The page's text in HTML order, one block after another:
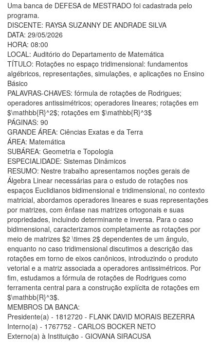
Uma banca de DEFESA de MESTRADO foi cadastrada pelo
programa.
DISCENTE: RAYSA SUZANNY DE ANDRADE SILVA
DATA: 29/05/2026
HORA: 08:00
LOCAL: Auditório do Departamento de Matemática
TÍTULO: Rotações no espaço tridimensional: fundamentos
algébricos, representações, simulações, e aplicações no Ensino
Básico
PALAVRAS-CHAVES: fórmula de rotações de Rodrigues;
operadores antissimétricos; operadores lineares; rotações em
$\mathbb{R}^2$; rotações em $\mathbb{R}^3$
PÁGINAS: 90
GRANDE ÁREA: Ciências Exatas e da Terra
ÁREA: Matemática
SUBÁREA: Geometria e Topologia
ESPECIALIDADE: Sistemas Dinâmicos
RESUMO: Nestre trabalho apresentamos noções gerais de
Álgebra Linear necessárias para o estudo de rotações nos
espaços Euclidianos bidimensional e tridimensional, no contexto
matricial, abordamos operadores lineares e suas representações
por matrizes, com ênfase nas matrizes ortogonais e suas
propriedades, incluindo determinante e inversa. Para o caso
bidimensional, caracterizamos completamente as rotações por
meio de matrizes $2 \times 2$ dependentes de um ângulo,
enquanto no caso tridimensional discutimos a descrição das
rotações em torno de eixos canônicos, introduzindo o produto
vetorial e a matriz associada a operadores antissimétricos. Por
fim, estudamos a fórmula de rotações de Rodrigues como
ferramenta central para a construção explícita de rotações em
$\mathbb{R}^3$.
MEMBROS DA BANCA:
Presidente(a) - 1812720 - FLANK DAVID MORAIS BEZERRA
Interno(a) - 1767752 - CARLOS BOCKER NETO
Externo(a) à Instituição - GIOVANA SIRACUSA